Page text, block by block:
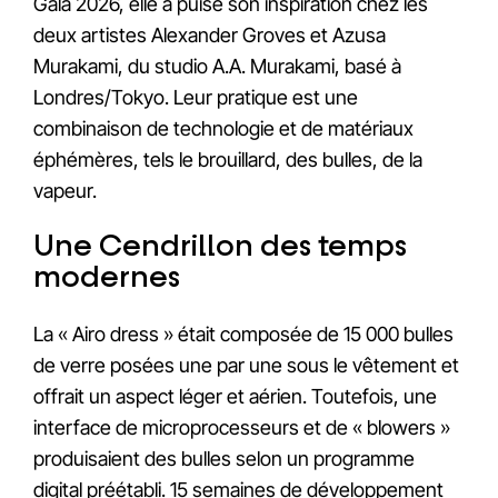
Gala 2026, elle a puisé son inspiration chez les
deux artistes Alexander Groves et Azusa
Murakami, du studio A.A. Murakami, basé à
Londres/Tokyo. Leur pratique est une
combinaison de technologie et de matériaux
éphémères, tels le brouillard, des bulles, de la
vapeur.
Une Cendrillon des temps
modernes
La « Airo dress » était composée de 15 000 bulles
de verre posées une par une sous le vêtement et
offrait un aspect léger et aérien. Toutefois, une
interface de microprocesseurs et de « blowers »
produisaient des bulles selon un programme
digital préétabli. 15 semaines de développement